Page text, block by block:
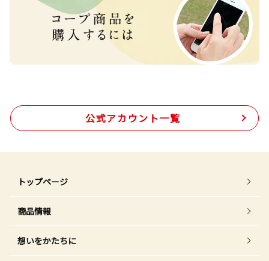
公式アカウント一覧
トップページ
商品情報
想いをかたちに